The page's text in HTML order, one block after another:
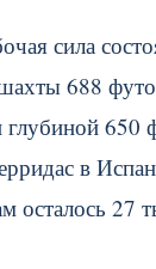
сила
688
650
в
осталось 27